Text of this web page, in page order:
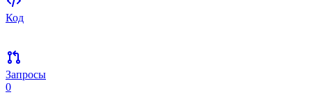
Код
Запросы
0